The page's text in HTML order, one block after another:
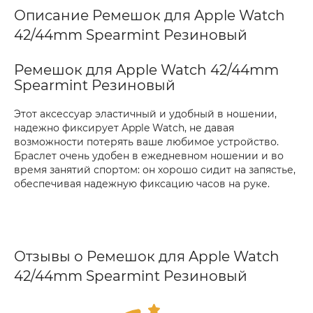
Описание Ремешок для Apple Watch
42/44mm Spearmint Резиновый
Ремешок для Apple Watch 42/44mm
Spearmint Резиновый
Этот аксессуар эластичный и удобный в ношении,
надежно фиксирует Apple Watch, не давая
возможности потерять ваше любимое устройство.
Браслет очень удобен в ежедневном ношении и во
время занятий спортом: он хорошо сидит на запястье,
обеспечивая надежную фиксацию часов на руке.
Отзывы о Ремешок для Apple Watch
42/44mm Spearmint Резиновый